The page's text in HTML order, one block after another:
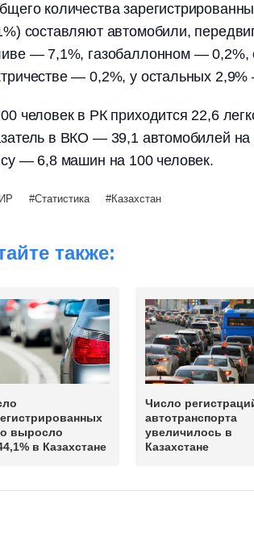
количества
составляют автомобили,
— 7,1%, газобаллонном —
— 0,2%, у остальных
человек в РК приходится 22,6
в ВКО — 39,1 автомобилей
— 6,8 машин на 100 человек.
Статистика Казахстан
также:
выросло
в Казахстане
Число
автотранспорта
увеличилось в
Казахстане